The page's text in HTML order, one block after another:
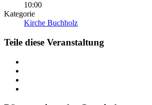
10:00
Kategorie
Kirche Buchholz
Teile diese Veranstaltung